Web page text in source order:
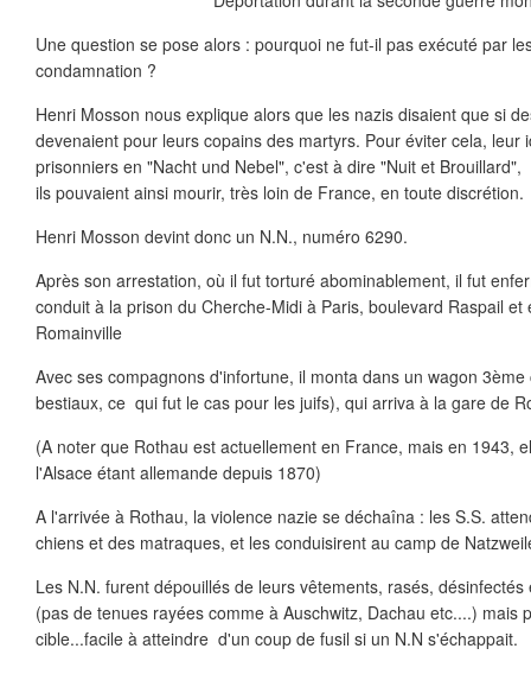
Une question se pose alors : pourquoi ne fut-il pas exécuté par
condamnation ?
Henri Mosson nous explique alors que les nazis disaient que si
devenaient pour leurs copains des martyrs. Pour éviter cela, leur
prisonniers en "Nacht und Nebel", c'est à dire "Nuit et
ils pouvaient ainsi mourir, très loin de France, en toute discrétion.
Henri Mosson devint donc un N.N., numéro 6290.
Après son arrestation, où il fut torturé abominablement, il fut
conduit à la prison du Cherche-Midi à Paris, boulevard Raspail et
Romainville
Avec ses compagnons d'infortune, il monta dans un wagon
bestiaux, ce qui fut le cas pour les juifs), qui arriva à la gare de
(A noter que Rothau est actuellement en France, mais en 1943,
l'Alsace étant allemande depuis 1870)
A l'arrivée à Rothau, la violence nazie se déchaîna : les S.S.
chiens et des matraques, et les conduisirent au camp de
Les N.N. furent dépouillés de leurs vêtements, rasés,
(pas de tenues rayées comme à Auschwitz, Dachau etc....) mais
cible...facile à atteindre d'un coup de fusil si un N.N s'échappait.